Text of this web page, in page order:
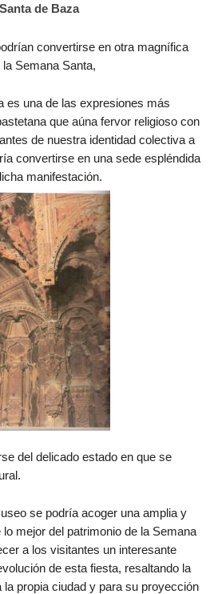
de Baza
convertirse en otra magnífica
Semana Santa,
es una de las expresiones más
que aúna fervor religioso con
de nuestra identidad colectiva a
convertirse en una sede espléndida
manifestación.
del delicado estado en que se
se podría acoger una amplia y
mejor del patrimonio de la Semana
a los visitantes un interesante
de esta fiesta, resaltando la
la propia ciudad y para su proyección